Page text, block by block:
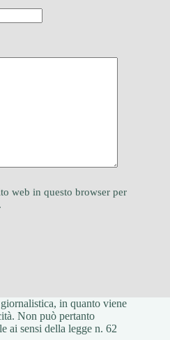
web in questo browser per
in quanto viene
Non può pertanto
ai sensi della legge n. 62